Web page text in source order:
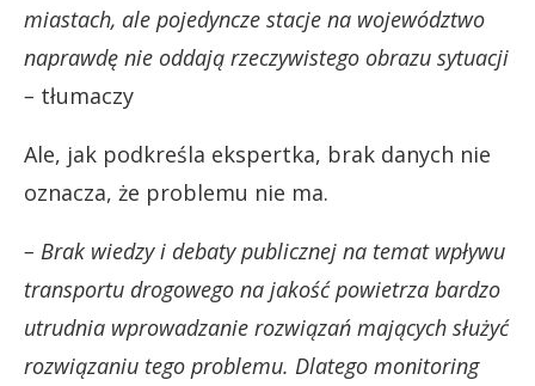
miastach, ale pojedyncze stacje na województwo
naprawdę nie oddają rzeczywistego obrazu sytuacji
– tłumaczy
Ale, jak podkreśla ekspertka, brak danych nie
oznacza, że problemu nie ma.
– Brak wiedzy i debaty publicznej na temat wpływu
transportu drogowego na jakość powietrza bardzo
utrudnia wprowadzanie rozwiązań mających służyć
rozwiązaniu tego problemu. Dlatego monitoring